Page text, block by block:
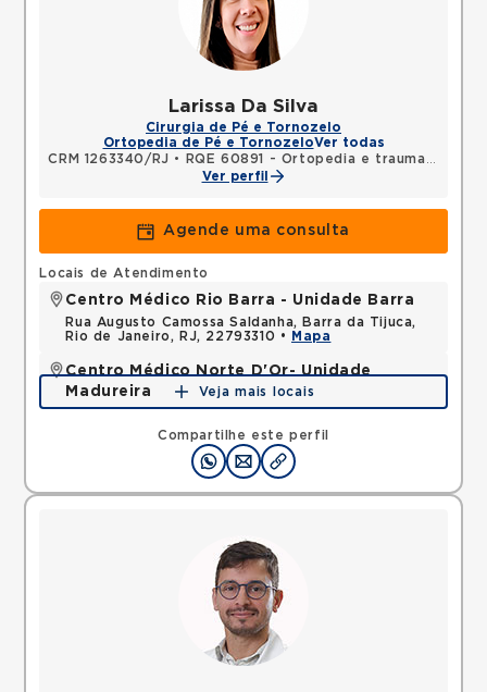
Larissa Da Silva
Cirurgia de Pé e Tornozelo
Ortopedia de Pé e TornozeloVer todas
CRM 1263340/RJ •
RQE 60891 - Ortopedia e traumatologia
Ver perfil
Agende uma consulta
Compartilhe este perfil
Locais de Atendimento
Centro Médico Rio Barra - Unidade Barra
Rua Augusto Camossa Saldanha, Barra da Tijuca,
Rio de Janeiro, RJ, 22793310 •
Mapa
Centro Médico Norte D'Or- Unidade
Madureira
Rua Soares Caldeira, Madureira, Rio de Janeiro, RJ,
Mapa
Veja mais locais